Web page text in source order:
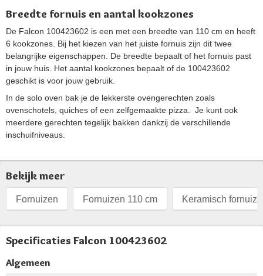
Breedte fornuis en aantal kookzones
De Falcon 100423602 is een met een breedte van 110 cm en heeft
6 kookzones. Bij het kiezen van het juiste fornuis zijn dit twee
belangrijke eigenschappen. De breedte bepaalt of het fornuis past
in jouw huis. Het aantal kookzones bepaalt of de 100423602
geschikt is voor jouw gebruik.
In de solo oven bak je de lekkerste ovengerechten zoals
ovenschotels, quiches of een zelfgemaakte pizza. Je kunt ook
meerdere gerechten tegelijk bakken dankzij de verschillende
inschuifniveaus.
Bekijk meer
Fornuizen Fornuizen 110 cm Keramisch
Specificaties Falcon 100423602
Algemeen